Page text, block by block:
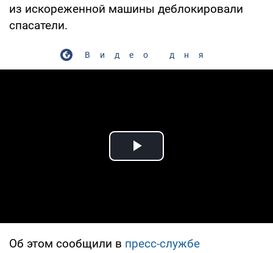
из искореженной машины деблокировали
спасатели.
Видео дня
Play Video
Об этом сообщили в пресс-службе